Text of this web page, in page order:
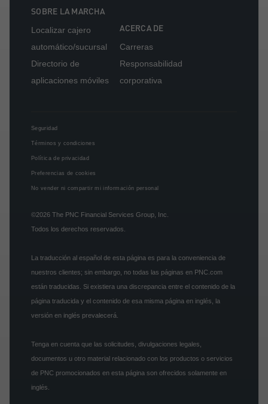
SOBRE LA MARCHA
Localizar cajero
automático/sucursal
Directorio de
aplicaciones móviles
ACERCA DE
Carreras
Responsabilidad
corporativa
Seguridad
Términos y condiciones
Política de privacidad
Preferencias de cookies
No vender ni compartir mi información personal
©2026 The PNC Financial Services Group, Inc.
Todos los derechos reservados.
La traducción al español de esta página es para la conveniencia de
nuestros clientes; sin embargo, no todas las páginas en PNC.com
están traducidas. Si existiera una discrepancia entre el contenido de la
página traducida y el contenido de esa misma página en inglés, la
versión en inglés prevalecerá.
Tenga en cuenta que las solicitudes, divulgaciones legales,
documentos u otro material relacionado con los productos o servicios
de PNC promocionados en esta página son ofrecidos solamente en
inglés.